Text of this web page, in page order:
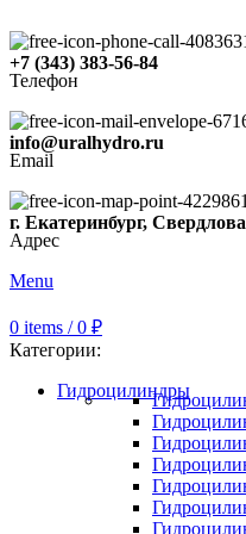
+7 (343) 383-56-84
Телефон
info@uralhydro.ru
Email
г. Екатеринбург, Свердлова
Адрес
Menu
0 items / 0 ₽
Категории:
Гидроцилиндры